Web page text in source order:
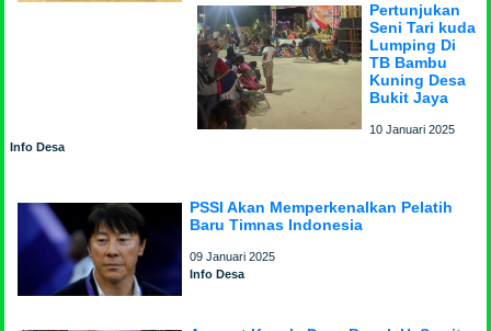
Pertunjukan
Seni Tari kuda
Lumping Di
TB Bambu
Kuning Desa
Bukit Jaya
10 Januari 2025
Info Desa
PSSI Akan Memperkenalkan Pelatih
Baru Timnas Indonesia
09 Januari 2025
Info Desa